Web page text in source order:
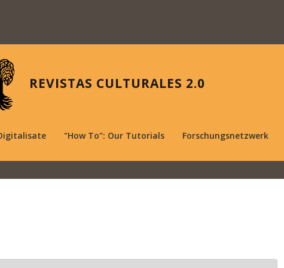
REVISTAS CULTURALES 2.0
"How To": Our Tutorials Forschungsnetzwerk